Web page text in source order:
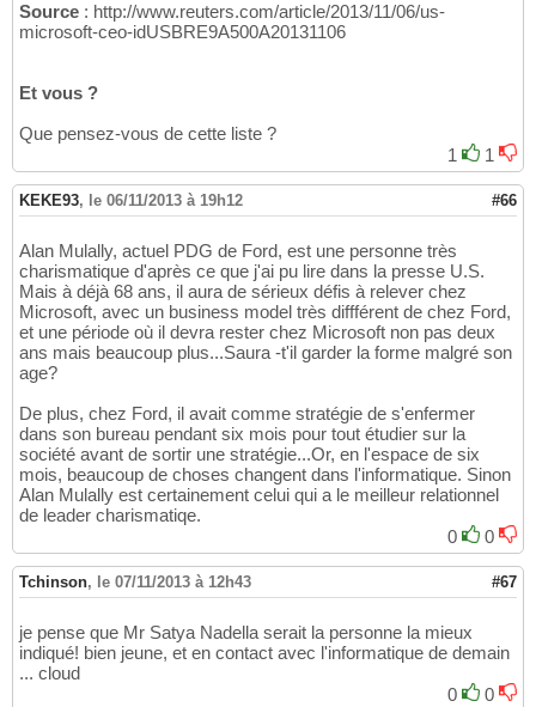
Source : http://www.reuters.com/article/2013/11/06/us-
microsoft-ceo-idUSBRE9A500A20131106
Et vous ?
Que pensez-vous de cette liste ?
1
1
KEKE93, le 06/11/2013 à 19h12 #66
Alan Mulally, actuel PDG de Ford, est une personne très
charismatique d'après ce que j'ai pu lire dans la presse U.S.
Mais à déjà 68 ans, il aura de sérieux défis à relever chez
Microsoft, avec un business model très diffférent de chez Ford,
et une période où il devra rester chez Microsoft non pas deux
ans mais beaucoup plus...Saura -t'il garder la forme malgré son
age?
De plus, chez Ford, il avait comme stratégie de s'enfermer
dans son bureau pendant six mois pour tout étudier sur la
société avant de sortir une stratégie...Or, en l'espace de six
mois, beaucoup de choses changent dans l'informatique. Sinon
Alan Mulally est certainement celui qui a le meilleur relationnel
de leader charismatiqe.
0
0
Tchinson, le 07/11/2013 à 12h43 #67
je pense que Mr Satya Nadella serait la personne la mieux
indiqué! bien jeune, et en contact avec l'informatique de demain
... cloud
0
0